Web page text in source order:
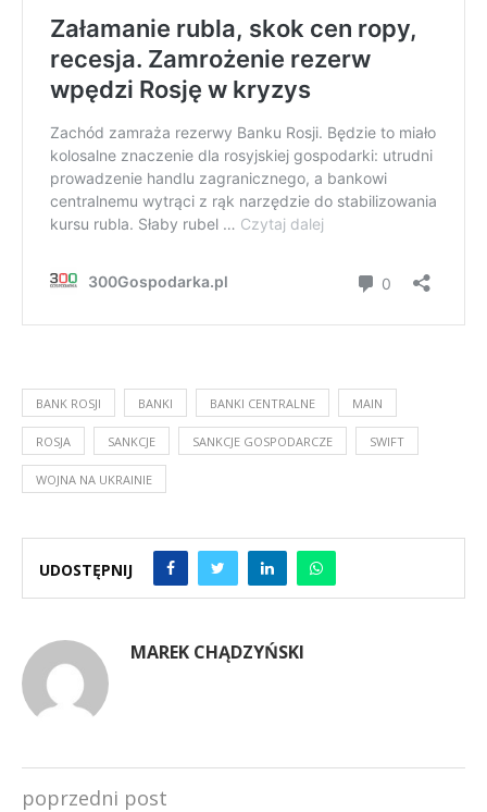
BANK ROSJI BANKI BANKI CENTRALNE MAIN
ROSJA SANKCJE SANKCJE GOSPODARCZE SWIFT
WOJNA NA UKRAINIE
UDOSTĘPNIJ
MAREK CHĄDZYŃSKI
poprzedni post